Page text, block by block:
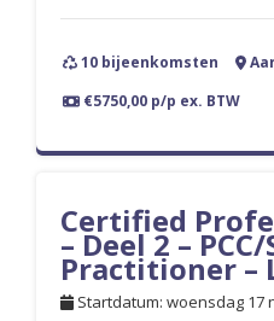
10 bijeenkomsten
€5750,00 p/p ex. BTW
Certified
– Deel 2 –
Practitioner –
Startdatum: woensdag 17